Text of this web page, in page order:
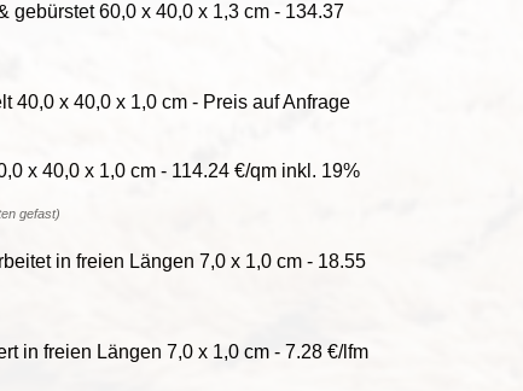
60,0 x 40,0 x 1,3 cm - 134.37
40,0 x 40,0 x 1,0 cm - Preis auf Anfrage
x 40,0 x 1,0 cm - 114.24 €/qm inkl. 19%
gefast)
in freien Längen 7,0 x 1,0 cm - 18.55
in freien Längen 7,0 x 1,0 cm - 7.28 €/lfm